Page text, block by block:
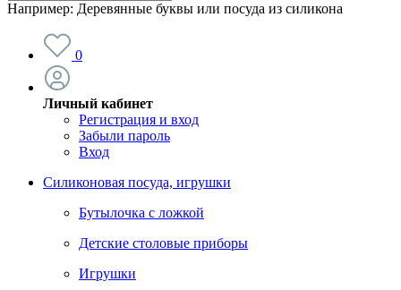
Например: Деревянные буквы или посуда из силикона
0
Личный кабинет
Регистрация и вход
Забыли пароль
Вход
Силиконовая посуда, игрушки
Бутылочка с ложкой
Детские столовые приборы
Игрушки